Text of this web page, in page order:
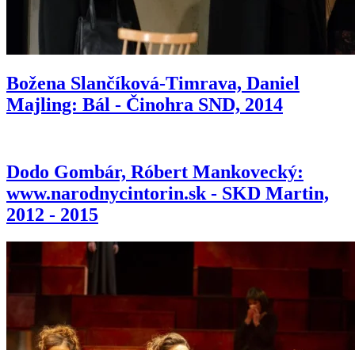
Božena Slančíková-Timrava, Daniel
Majling: Bál - Činohra SND, 2014
Dodo Gombár, Róbert Mankovecký:
www.narodnycintorin.sk - SKD Martin,
2012 - 2015